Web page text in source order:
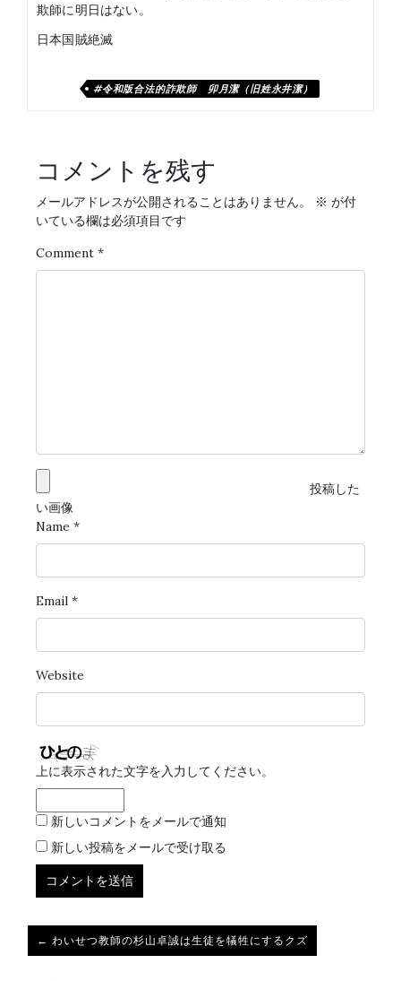
欺師に明日はない。
日本国賊絶滅
#令和版合法的詐欺師 卯月潔（旧姓永井潔）
コメントを残す
メールアドレスが公開されることはありません。 ※ が付
いている欄は必須項目です
Comment *
投稿した
い画像
Name *
Email *
Website
上に表示された文字を入力してください。
新しいコメントをメールで通知
新しい投稿をメールで受け取る
← わいせつ教師の杉山卓誠は生徒を犠牲にするクズ